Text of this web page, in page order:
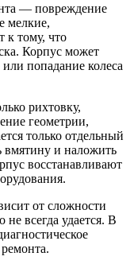
— повреждение
мелкие,
к тому, что
Корпус может
или попадание колеса
рихтовку,
геометрии,
только отдельный
вмятину и наложить
восстанавливают
от сложности
всегда удается. В